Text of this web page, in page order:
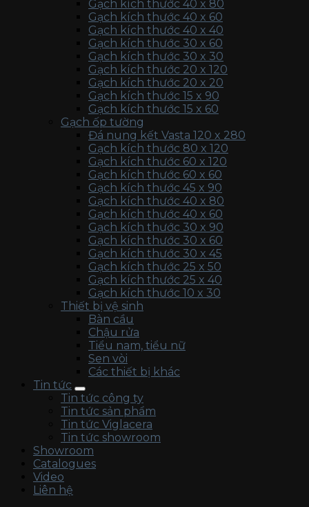
Gạch kích thước 40 x 80
Gạch kích thước 40 x 60
Gạch kích thước 40 x 40
Gạch kích thước 30 x 60
Gạch kích thước 30 x 30
Gạch kích thước 20 x 120
Gạch kích thước 20 x 20
Gạch kích thước 15 x 90
Gạch kích thước 15 x 60
Gạch ốp tường
Đá nung kết Vasta 120 x 280
Gạch kích thước 80 x 120
Gạch kích thước 60 x 120
Gạch kích thước 60 x 60
Gạch kích thước 45 x 90
Gạch kích thước 40 x 80
Gạch kích thước 40 x 60
Gạch kích thước 30 x 90
Gạch kích thước 30 x 60
Gạch kích thước 30 x 45
Gạch kích thước 25 x 50
Gạch kích thước 25 x 40
Gạch kích thước 10 x 30
Thiết bị vệ sinh
Bàn cầu
Chậu rửa
Tiểu nam, tiểu nữ
Sen vòi
Các thiết bị khác
Tin tức
Tin tức công ty
Tin tức sản phẩm
Tin tức Viglacera
Tin tức showroom
Showroom
Catalogues
Video
Liên hệ